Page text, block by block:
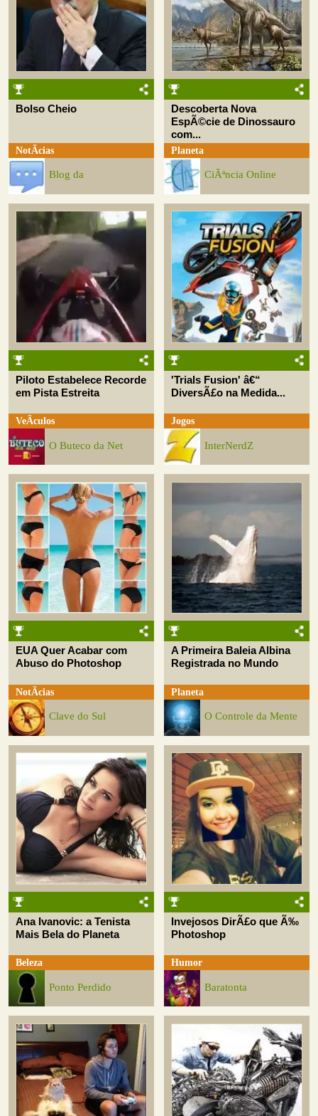
Bolso Cheio
NotÃ­cias
Blog da
Descoberta Nova
EspÃ©cie de Dinossauro
com...
Planeta
CiÃªncia Online
Piloto Estabelece Recorde
em Pista Estreita
VeÃ­culos
O Buteco da Net
'Trials Fusion' â€“
DiversÃ£o na Medida...
Jogos
InterNerdZ
EUA Quer Acabar com
Abuso do Photoshop
NotÃ­cias
Clave do Sul
A Primeira Baleia Albina
Registrada no Mundo
Planeta
O Controle da Mente
Ana Ivanovic: a Tenista
Mais Bela do Planeta
Beleza
Ponto Perdido
Invejosos DirÃ£o que Ã‰
Photoshop
Humor
Baratonta